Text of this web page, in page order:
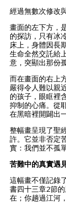
經過無數次修改
畫面的左下方，
的探訪，只有冰
床上，身體因長
生命全然交託給
意，突顯出那份
而在畫面的右上
嚴得令人難以親
的孩子，眼眶裡
抑制的心痛。從
在黑暗裡開闢出
整幅畫呈現了聖
許。它並非否定
實：我們並不孤單
苦難中的真實遇
這幅畫不僅記錄
書四十三章2節
在；你趟過江河